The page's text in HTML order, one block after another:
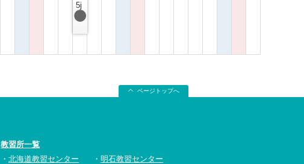
5j
ページトップへ
教習所一覧
北海道教習センター
明石教習センター